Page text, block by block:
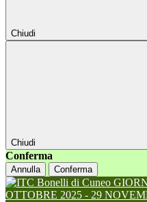
Chiudi
Chiudi
Conferma
Annulla Conferma
OTTOBRE 2025 - 29